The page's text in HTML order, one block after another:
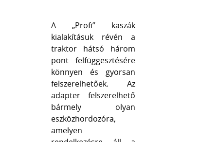
A „Profi” kaszák
kialakításuk révén a
traktor hátsó három
pont felfüggesztésére
könnyen és gyorsan
felszerelhetőek. Az
adapter felszerelhető
bármely olyan
eszközhordozóra,
amelyen